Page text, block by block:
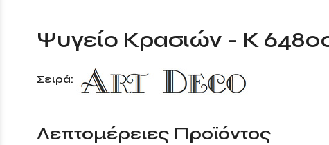
Ψυγείο Κρασιών - K
Σειρά:
Λεπτομέρειες Προϊόντος